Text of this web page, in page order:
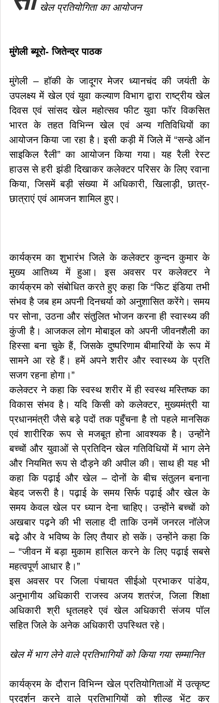
खेल प्रतियोगिता का आयोजन
मुंगेली ब्यूरो- जितेन्द्र पाठक
मुंगेली – हॉकी के जादूगर मेजर ध्यानचंद की जयंती के
उपलक्ष्य में खेल एवं युवा कल्याण विभाग द्वारा राष्ट्रीय खेल
दिवस एवं सांसद खेल महोत्सव फीट युवा फॉर विकसित
भारत के तहत विभिन्न खेल एवं अन्य गतिविधियों का
आयोजन किया जा रहा है। इसी कड़ी में जिले में “सन्डे ऑन
साइकिल रैली” का आयोजन किया गया। यह रैली रेस्ट
हाउस से हरी झंडी दिखाकर कलेक्टर परिसर के लिए रवाना
किया, जिसमें बड़ी संख्या में अधिकारी, खिलाड़ी, छात्र-
छात्राएं एवं आमजन शामिल हुए।
कार्यक्रम का शुभारंभ जिले के कलेक्टर कुन्दन कुमार के
मुख्य आतिथ्य में हुआ। इस अवसर पर कलेक्टर ने
कार्यक्रम को संबोधित करते हुए कहा कि “फिट इंडिया तभी
संभव है जब हम अपनी दिनचर्या को अनुशासित करेंगे। समय
पर सोना, उठना और संतुलित भोजन करना ही स्वास्थ्य की
कुंजी है। आजकल लोग मोबाइल को अपनी जीवनशैली का
हिस्सा बना चुके हैं, जिसके दुष्परिणाम बीमारियों के रूप में
सामने आ रहे हैं। हमें अपने शरीर और स्वास्थ्य के प्रति
सजग रहना होगा।”
कलेक्टर ने कहा कि स्वस्थ शरीर में ही स्वस्थ मस्तिष्क का
विकास संभव है। यदि किसी को कलेक्टर, मुख्यमंत्री या
प्रधानमंत्री जैसे बड़े पदों तक पहुँचना है तो पहले मानसिक
एवं शारीरिक रूप से मजबूत होना आवश्यक है। उन्होंने
बच्चों और युवाओं से प्रतिदिन खेल गतिविधियों में भाग लेने
और नियमित रूप से दौड़ने की अपील की। साथ ही यह भी
कहा कि पढ़ाई और खेल – दोनों के बीच संतुलन बनाना
बेहद जरूरी है। पढ़ाई के समय सिर्फ पढ़ाई और खेल के
समय केवल खेल पर ध्यान देना चाहिए। उन्होंने बच्चों को
अखबार पढ़ने की भी सलाह दी ताकि उनमें जनरल नॉलेज
बढ़े और वे भविष्य के लिए तैयार हो सकें। उन्होंने कहा कि
– “जीवन में बड़ा मुकाम हासिल करने के लिए पढ़ाई सबसे
महत्वपूर्ण आधार है।”
इस अवसर पर जिला पंचायत सीईओ प्रभाकर पांडेय,
अनुभागीय अधिकारी राजस्व अजय शतरंज, जिला शिक्षा
अधिकारी श्री धृतलहरे एवं खेल अधिकारी संजय पॉल
सहित जिले के अनेक अधिकारी उपस्थित रहे।
खेल में भाग लेने वाले प्रतिभागियों को किया गया सम्मानित
कार्यक्रम के दौरान विभिन्न खेल प्रतियोगिताओं में उत्कृष्ट
प्रदर्शन करने वाले प्रतिभागियों को शील्ड भेंट कर